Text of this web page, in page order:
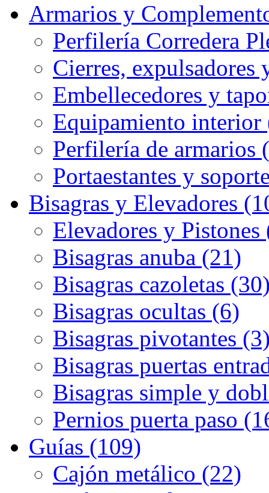
Armarios y
Perfilería Corredera
Cierres, expulsadores
Embellecedores y
Equipamiento interior
Perfilería de armarios
Portaestantes y
Bisagras y Elevadores
Elevadores y Pistones
Bisagras anuba (21)
Bisagras cazoletas
Bisagras ocultas (6)
Bisagras pivotantes
Bisagras puertas
Bisagras simple y
Pernios puerta paso
Guías (109)
Cajón metálico (22)